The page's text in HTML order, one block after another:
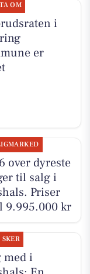
OM
i
er
over dyreste
til salg i
Priser
9.995.000 kr
med i